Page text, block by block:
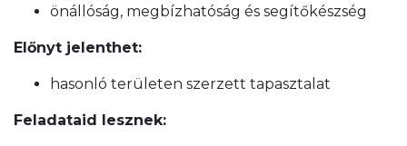
önállóság, megbízhatóság és segítőkészség
Előnyt jelenthet:
hasonló területen szerzett tapasztalat
Feladataid lesznek: